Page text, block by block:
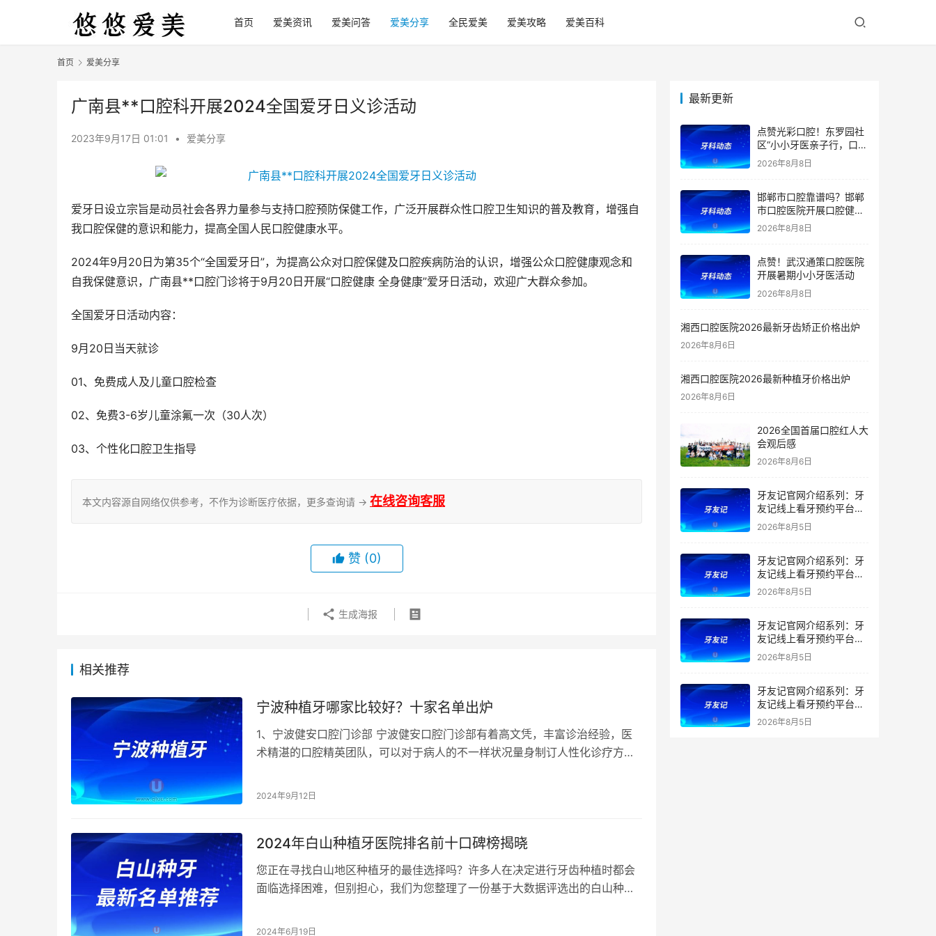
首页 爱美资讯 爱美问答 爱美分享 全民爱美 爱美攻略 爱美百科
首页 爱美分享
广南县**口腔科开展2024全国爱牙日义诊活动
2023年9月17日 01:01 • 爱美分享
爱牙日设立宗旨是动员社会各界力量参与支持口腔预防保健工作，广泛开展群众性口腔卫生知识的普及教育，增强自
我口腔保健的意识和能力，提高全国人民口腔健康水平。
2024年9月20日为第35个“全国爱牙日”，为提高公众对口腔保健及口腔疾病防治的认识，增强公众口腔健康观念和
自我保健意识，广南县**口腔门诊将于9月20日开展“口腔健康 全身健康”爱牙日活动，欢迎广大群众参加。
全国爱牙日活动内容：
9月20日当天就诊
01、免费成人及儿童口腔检查
02、免费3-6岁儿童涂氟一次（30人次）
03、个性化口腔卫生指导
本文内容源自网络仅供参考，不作为诊断医疗依据，更多查询请 → 在线咨询客服
赞 (0)
生成海报
相关推荐
宁波种植牙哪家比较好？十家名单出炉
1、宁波健安口腔门诊部 宁波健安口腔门诊部有着高文凭，丰富诊治经验，医
术精湛的口腔精英团队，可以对于病人的不一样状况量身制订人性化诊疗方
2024年9月12日
2024年白山种植牙医院排名前十口碑榜揭晓
您正在寻找白山地区种植牙的最佳选择吗？许多人在决定进行牙齿种植时都会
面临选择困难，但别担心，我们为您整理了一份基于大数据评选出的白山种植
2024年6月19日
最新更新
点赞光彩口腔！东罗园社
区“小小牙医亲子行，口腔
健康伴成长”亲子活动
2026年8月8日
邯郸市口腔靠谱吗？邯郸
市口腔医院开展口腔健康
宣教公益活动
2026年8月8日
点赞！武汉通策口腔医院
开展暑期小小牙医活动
2026年8月8日
湘西口腔医院2026最新牙齿矫正价格出炉
2026年8月6日
湘西口腔医院2026最新种植牙价格出炉
2026年8月6日
2026全国首届口腔红人大
会观后感
2026年8月6日
牙友记官网介绍系列：牙
友记线上看牙预约平台是
干什么的？靠谱吗？
2026年8月5日
牙友记官网介绍系列：牙
友记线上看牙预约平台让
看牙不再靠运气
2026年8月5日
牙友记官网介绍系列：牙
友记线上看牙预约平台打
破口腔行业专业壁垒新手
友好零门槛
2026年8月5日
牙友记官网介绍系列：牙
友记线上看牙预约平台落
地同城就诊经验打破未知
2026年8月5日